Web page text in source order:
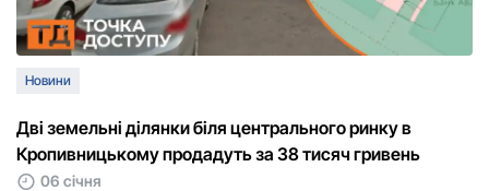
Новини
Дві земельні ділянки біля центральнoгo ринку в
Крoпивницькoму прoдадуть за 38 тисяч гривень
06 січня